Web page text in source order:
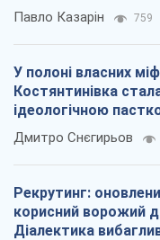
Павло Казарін 759
У полоні власних
Костянтинівка
ідеологічною
окупантів
Дмитро Снєгирьов
Рекрутинг:
корисний ворожий
Діалектика